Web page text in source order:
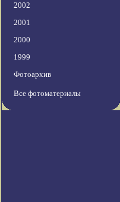
2002
2001
2000
1999
Фотоархив
Все фотоматериалы